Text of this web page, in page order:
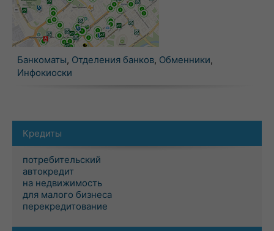
Банкоматы, Отделения банков, Обменники,
Инфокиоски
Кредиты
потребительский
автокредит
на недвижимость
для малого бизнеса
перекредитование